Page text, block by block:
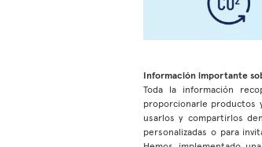
Información importante
Toda la información
proporcionarle productos
usarlos y compartirlos
personalizadas o para